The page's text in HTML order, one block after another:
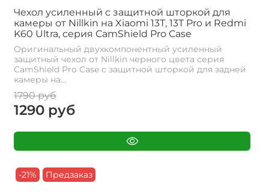
Чехол усиленный с защитной шторкой для
камеры от Nillkin на Xiaomi 13T, 13T Pro и Redmi
K60 Ultra, серия CamShield Pro Case
Оригинальный двухкомпонентный усиленный
защитный чехол от Nillkin черного цвета серия
CamShield Pro Case с защитной шторкой для задней
камеры на...
1790 руб
1290 руб
-21% Предзаказ